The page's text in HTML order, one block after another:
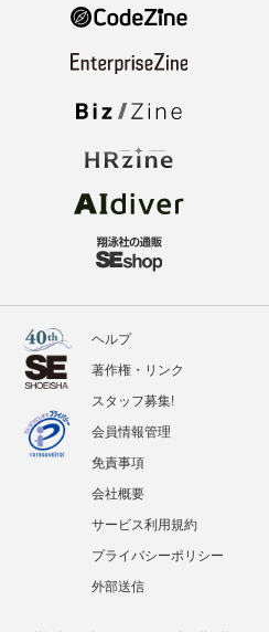
ヘルプ
著作権・リンク
スタッフ募集!
会員情報管理
免責事項
会社概要
サービス利用規約
プライバシーポリシー
外部送信